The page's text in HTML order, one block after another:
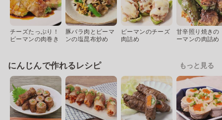
チーズたっぷり！
ピーマンの肉巻き
豚バラ肉とピーマ
ンの塩昆布炒め
ピーマンのチーズ
肉詰め
甘辛照り焼きの
ーマンの肉詰め
にんじんで作れるレシピ もっと見る